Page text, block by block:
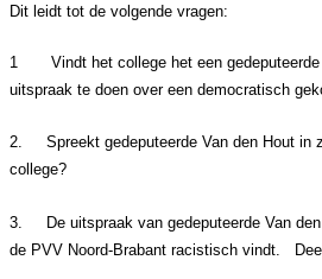
Dit leidt tot de volgende vragen:
Vindt het college het een
uitspraak te doen over een democratisch
Spreekt gedeputeerde Van den Hout in
college?
De uitspraak van gedeputeerde Van
de PVV Noord-Brabant racistisch vindt.